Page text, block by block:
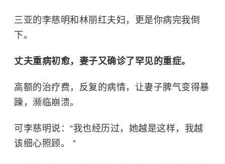
三亚的李慈明和林丽红夫妇，更是你病完我倒
下。
丈夫重病初愈，妻子又确诊了罕见的重症。
高额的治疗费，反复的病情，让妻子脾气变得暴
躁，濒临崩溃。
可李慈明说：“我也经历过，她越是这样，我越
该细心照顾。 ”